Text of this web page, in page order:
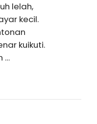
lelah,
kecil.
kuikuti.
…